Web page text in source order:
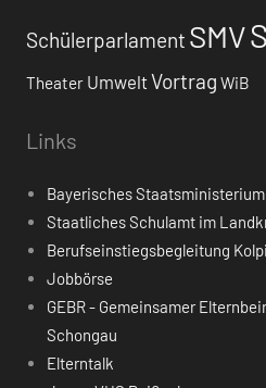
Schülerparlament SMV
Theater UmweltVortrag WiB
Links
Bayerisches
Staatliches Schulamt im
Berufseinstiegsbegleitung
Jobbörse
GEBR - Gemeinsamer
Schongau
Elterntalk